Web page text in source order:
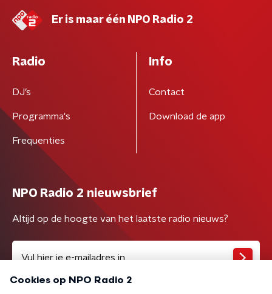
Er is maar één NPO Radio 2
Radio
DJ’s
Programma's
Frequenties
Info
Contact
Download de app
NPO Radio 2 nieuwsbrief
Altijd op de hoogte van het laatste radio nieuws?